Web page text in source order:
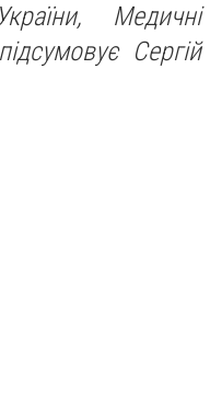
Медичні
Сергій